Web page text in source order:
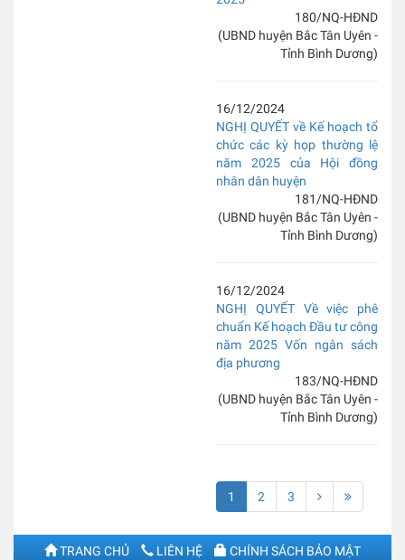
180/NQ-HĐND
(UBND huyện Bắc Tân Uyên -
Tỉnh Bình Dương)
16/12/2024
NGHỊ QUYẾT về Kế hoạch tổ
chức các kỳ họp thường lệ
năm 2025 của Hội đồng
nhân dân huyện
181/NQ-HĐND
(UBND huyện Bắc Tân Uyên -
Tỉnh Bình Dương)
16/12/2024
NGHỊ QUYẾT Về việc phê
chuẩn Kế hoạch Đầu tư công
năm 2025 Vốn ngân sách
địa phương
183/NQ-HĐND
(UBND huyện Bắc Tân Uyên -
Tỉnh Bình Dương)
1 2 3
TRANG CHỦ LIÊN HỆ CHÍNH SÁCH BẢO MẬT